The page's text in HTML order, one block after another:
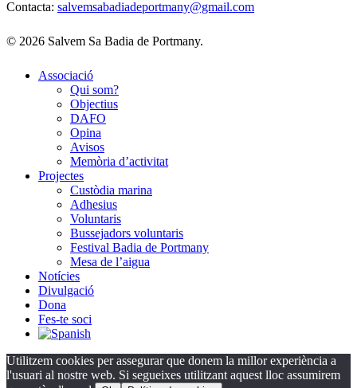
Contacta: salvemsabadiadeportmany@gmail.com
© 2026 Salvem Sa Badia de Portmany.
Close
Associació
Qui som?
Objectius
DAFO
Opina
Avisos
Memòria d’activitat
Projectes
Custòdia marina
Adhesius
Voluntaris
Bussejadors voluntaris
Festival Badia de Portmany
Mesa de l’aigua
Notícies
Divulgació
Dona
Fes-te soci
Utilitzem cookies per assegurar que donem la millor experiència a
l'usuari al nostre web. Si segueixes utilitzant aquest lloc assumirem